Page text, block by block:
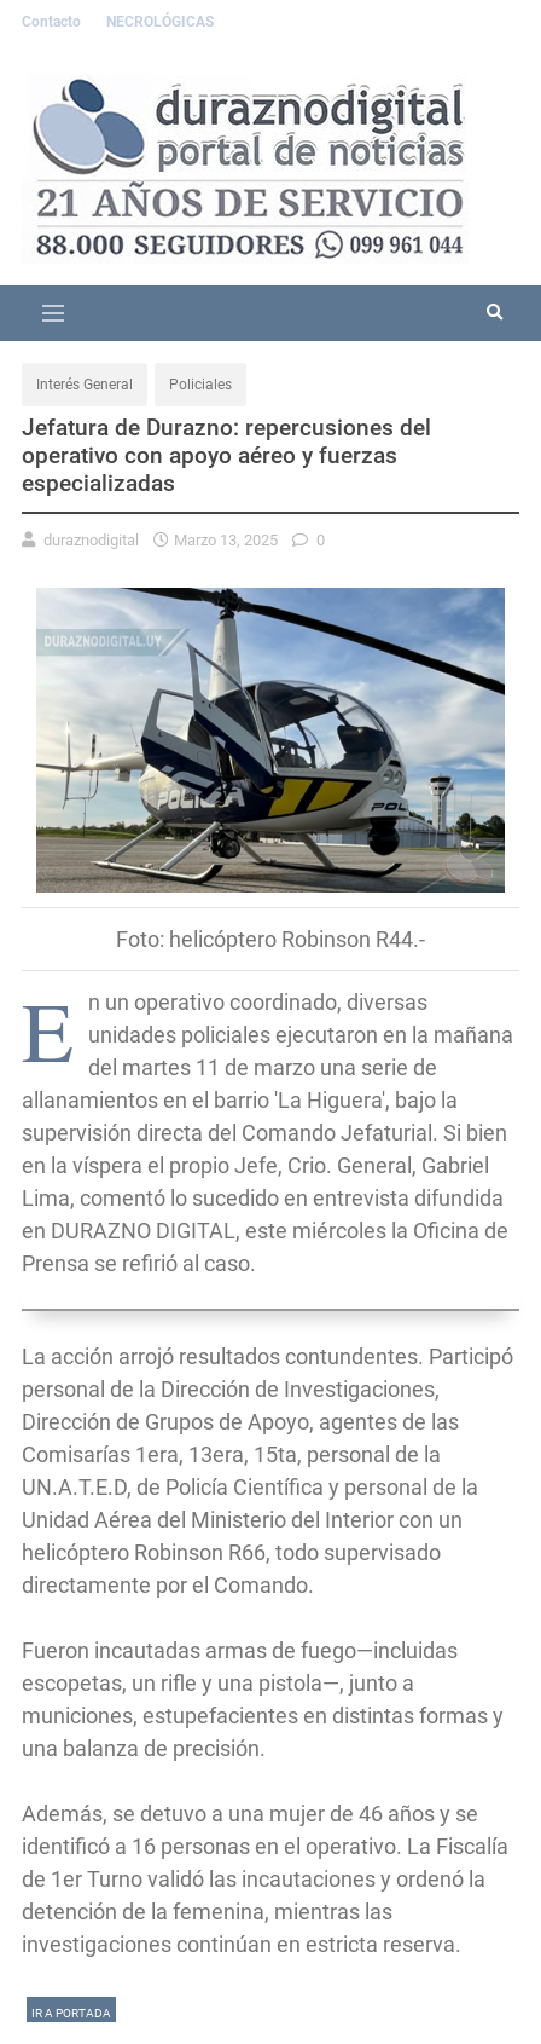
Contacto NECROLÓGICAS
Interés General Policiales
Jefatura de Durazno: repercusiones del
operativo con apoyo aéreo y fuerzas
especializadas
duraznodigital Marzo 13, 2025 0
Foto: helicóptero Robinson R44.-
E
n un operativo coordinado, diversas
unidades policiales ejecutaron en la mañana
del martes 11 de marzo una serie de
allanamientos en el barrio 'La Higuera', bajo la
supervisión directa del Comando Jefaturial. Si bien
en la víspera el propio Jefe, Crio. General, Gabriel
Lima, comentó lo sucedido en entrevista difundida
en DURAZNO DIGITAL, este miércoles la Oficina de
Prensa se refirió al caso.
La acción arrojó resultados contundentes. Participó
personal de la Dirección de Investigaciones,
Dirección de Grupos de Apoyo, agentes de las
Comisarías 1era, 13era, 15ta, personal de la
UN.A.T.E.D, de Policía Científica y personal de la
Unidad Aérea del Ministerio del Interior con un
helicóptero Robinson R66, todo supervisado
directamente por el Comando.
Fueron incautadas armas de fuego—incluidas
escopetas, un rifle y una pistola—, junto a
municiones, estupefacientes en distintas formas y
una balanza de precisión.
Además, se detuvo a una mujer de 46 años y se
identificó a 16 personas en el operativo. La Fiscalía
de 1er Turno validó las incautaciones y ordenó la
detención de la femenina, mientras las
investigaciones continúan en estricta reserva.
IR A PORTADA